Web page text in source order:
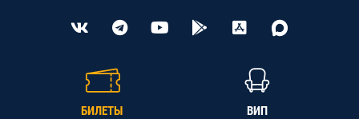
БИЛЕТЫ ВИП